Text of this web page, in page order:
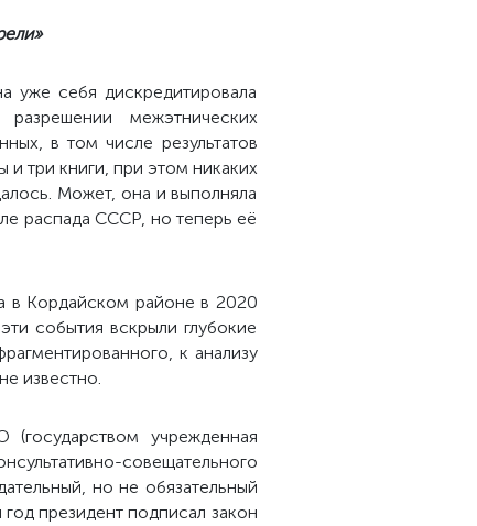
уже себя дискредитировала
межэтнических
в том числе результатов
три книги, при этом никаких
Может, она и выполняла
распада СССР, но теперь её
в Кордайском районе в 2020
события вскрыли глубокие
к анализу
известно.
учрежденная
совещательного
но не обязательный
президент подписал закон